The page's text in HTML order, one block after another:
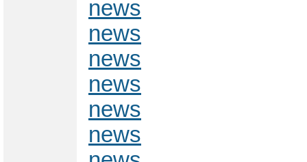
news
news
news
news
news
news